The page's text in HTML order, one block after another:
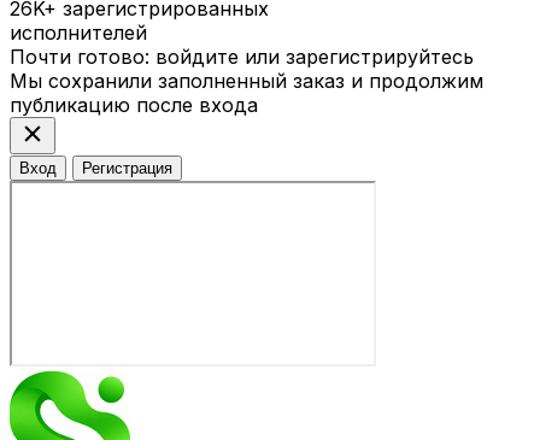
26K+ зарегистрированных
исполнителей
Почти готово: войдите или зарегистрируйтесь
Мы сохранили заполненный заказ и продолжим
публикацию после входа
close
Вход Регистрация